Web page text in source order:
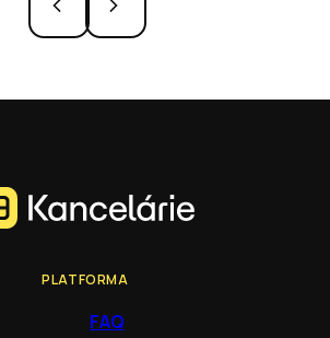
PLATFORMA
FAQ